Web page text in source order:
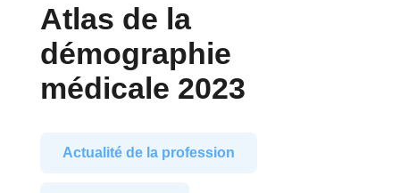
Atlas de la
démographie
médicale 2023
Actualité de la profession